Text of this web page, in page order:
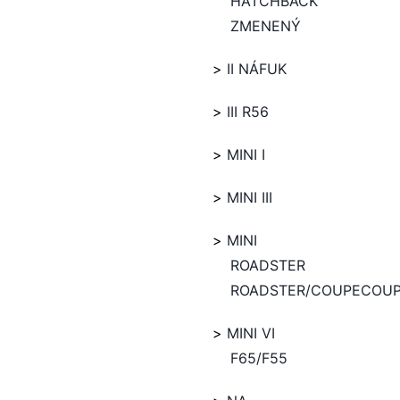
ZMENENÝ
II NÁFUK
III R56
MINI I
MINI III
MINI
ROADSTER
ROADSTER/
MINI VI
F65/F55